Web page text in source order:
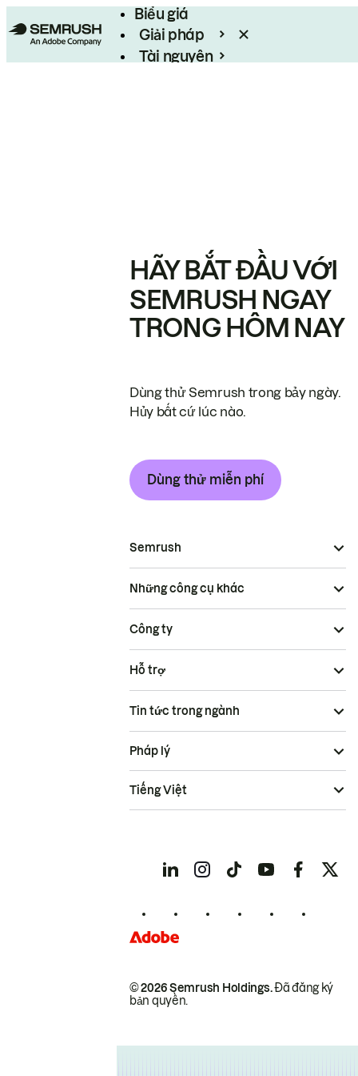
Biểu giá
Giải pháp
Tài nguyên
HÃY BẮT ĐẦU VỚI
SEMRUSH NGAY
TRONG HÔM NAY
Dùng thử Semrush trong bảy ngày.
Hủy bất cứ lúc nào.
Dùng thử miễn phí
Semrush
Những công cụ khác
Công ty
Hỗ trợ
Tin tức trong ngành
© 2026 Semrush Holdings.Đã đăng ký
bản quyền.
Pháp lý
Tiếng Việt